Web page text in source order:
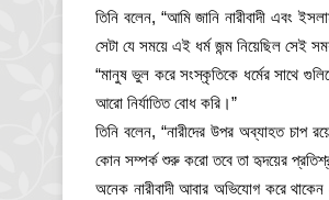
তিনি বলেন, “আমি জানি নারীবাদী এবং
সেটা যে সময়ে এই ধর্ম জন্ম নিয়েছিল সেই
“মানুষ ভুল করে সংস্কৃতিকে ধর্মের সাথে
আরো নির্যাতিত বোধ করি।”
তিনি বলেন, “নারীদের উপর অব্যাহত চাপ
কোন সম্পর্ক শুরু করো তবে তা হৃদয়ের
অনেক নারীবাদী আবার অভিযোগ করে